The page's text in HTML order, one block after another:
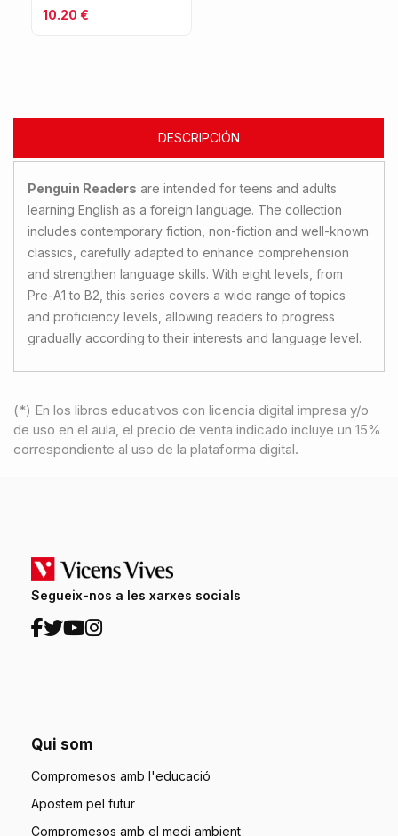
10.20 €
DESCRIPCIÓN
Penguin Readers are intended for teens and adults
learning English as a foreign language. The collection
includes contemporary fiction, non-fiction and well-known
classics, carefully adapted to enhance comprehension
and strengthen language skills. With eight levels, from
Pre-A1 to B2, this series covers a wide range of topics
and proficiency levels, allowing readers to progress
gradually according to their interests and language level.
(*) En los libros educativos con licencia digital impresa y/o
de uso en el aula, el precio de venta indicado incluye un 15%
correspondiente al uso de la plataforma digital.
Segueix-nos a les xarxes socials
Qui som
Compromesos amb l'educació
Apostem pel futur
Compromesos amb el medi ambient